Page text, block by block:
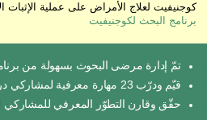
كوجنيفيت لعلاج الأمراض على عملية الإثبات
برنامج البحث لكوجنيفيت
تمّ إدارة مرضى البحوث بسهولة من
قيّم ودرّب 23 مهارة معرفية لمشاركي دراستك
حقّق وقارن التطوّر المعرفي للمشاركي